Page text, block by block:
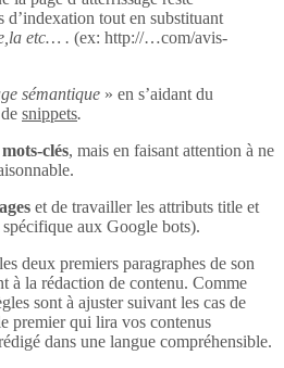
d’indexation tout en substituant
etc… . (ex: http://…com/avis-
sémantique » en s’aidant du
snippets.
mots-clés, mais en faisant attention à ne
et de travailler les attributs title et
aux Google bots).
deux premiers paragraphes de son
à la rédaction de contenu. Comme
sont à ajuster suivant les cas de
premier qui lira vos contenus
dans une langue compréhensible.